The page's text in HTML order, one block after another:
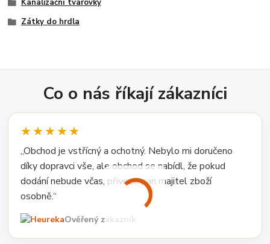
Kanalizační tvarovky
Zátky do hrdla
Co o nás říkají zákazníci
★★★★★
„Obchod je vstřícný a ochotný. Nebylo mi doručeno
díky dopravci vše, ale obchod se nabídl, že pokud
dodání nebude včas, přiveze pan majitel zboží
osobně.“
Ověřený zákazník